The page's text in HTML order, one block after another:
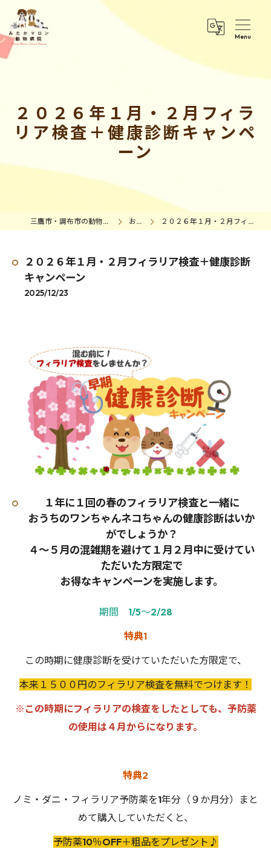
２０２６年１月・２月フィラ
リア検査＋健康診断キャンペ
ーン
三鷹市・調布市の動物病院｜みたかマロン動物病院 お知らせ ２０２６年１月・２月フィラリア検査＋健康診断キャンペーン
２０２６年１月・２月フィラリア検査＋健康診断
キャンペーン
2025/12/23
１年に１回の春のフィラリア検査と一緒に
おうちのワンちゃんネコちゃんの健康診断はいか
がでしょうか？
４～５月の混雑期を避けて１月２月中に受けてい
ただいた方限定で
お得なキャンペーンを実施します。
期間 1/5～2/28
特典1
この時期に健康診断を受けていただいた方限定で、
本来１５００円のフィラリア検査を無料でつけます！
※この時期にフィラリアの検査をしたとしても、予防薬
の使用は４月からになります。
特典2
ノミ・ダニ・フィラリア予防薬を1年分（９か月分）まと
めて購入していただくと、
予防薬10％OFF＋粗品をプレゼント♪